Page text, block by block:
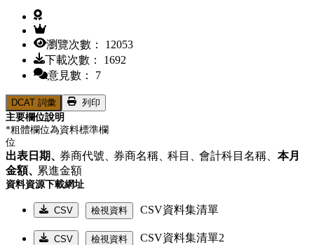
瀏覽次數： 12053
下載次數： 1692
意見數： 7
DCAT 詞彙
列印
主要欄位說明
*粗體欄位為資料標準欄
位
出表日期、券商代號、券商名稱、科目、會計科目名稱、 本月
金額、累進金額
資料資源下載網址
CSV 檢視資料 CSV資料集清單
CSV 檢視資料 CSV資料集清單2